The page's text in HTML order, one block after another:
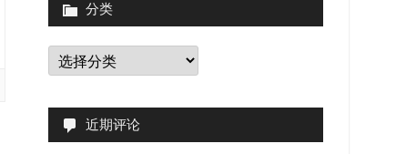
分类
分
类
近期评论